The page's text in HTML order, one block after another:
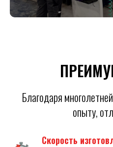
Благодаря
опыту,
Скорость